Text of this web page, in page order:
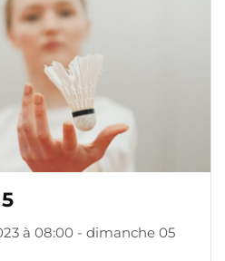
à 08:00 - dimanche 05